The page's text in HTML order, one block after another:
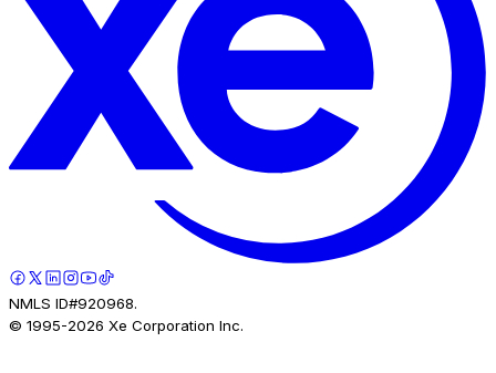
NMLS ID#920968.
© 1995-2026 Xe Corporation Inc.